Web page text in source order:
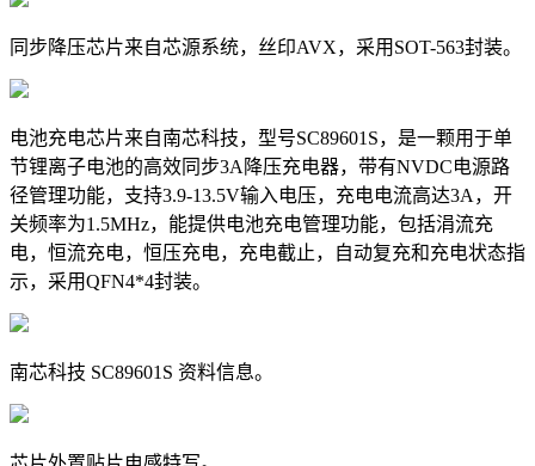
同步降压芯片来自芯源系统，丝印AVX，采用SOT-563封装。
电池充电芯片来自南芯科技，型号SC89601S，是一颗用于单
节锂离子电池的高效同步3A降压充电器，带有NVDC电源路
径管理功能，支持3.9-13.5V输入电压，充电电流高达3A，开
关频率为1.5MHz，能提供电池充电管理功能，包括涓流充
电，恒流充电，恒压充电，充电截止，自动复充和充电状态指
示，采用QFN4*4封装。
南芯科技 SC89601S 资料信息。